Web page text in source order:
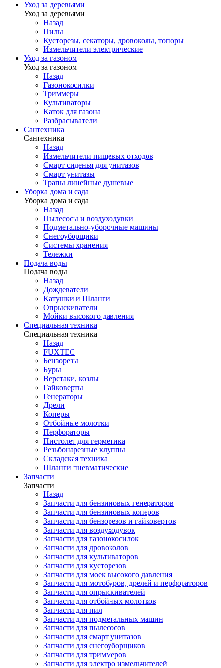
Уход за деревьями
Уход за деревьями
Назад
Пилы
Кусторезы, секаторы, дровоколы, топоры
Измельчители электрические
Уход за газоном
Уход за газоном
Назад
Газонокосилки
Триммеры
Культиваторы
Каток для газона
Разбрасыватели
Сантехника
Сантехника
Назад
Измельчители пищевых отходов
Смарт сиденья для унитазов
Смарт унитазы
Трапы линейные душевые
Уборка дома и сада
Уборка дома и сада
Назад
Пылесосы и воздуходувки
Подметально-уборочные машины
Снегоуборщики
Системы хранения
Тележки
Подача воды
Подача воды
Назад
Дождеватели
Катушки и Шланги
Опрыскиватели
Мойки высокого давления
Специальная техника
Специальная техника
Назад
FUXTEC
Бензорезы
Буры
Верстаки, козлы
Гайковерты
Генераторы
Дрели
Коперы
Отбойные молотки
Перфораторы
Пистолет для герметика
Резьбонарезные клуппы
Складская техника
Шланги пневматические
Запчасти
Запчасти
Назад
Запчасти для бензиновых генераторов
Запчасти для бензиновых коперов
Запчасти для бензорезов и гайковертов
Запчасти для воздуходувок
Запчасти для газонокосилок
Запчасти для дровоколов
Запчасти для культиваторов
Запчасти для кусторезов
Запчасти для моек высокого давления
Запчасти для мотобуров, дрелей и перфораторов
Запчасти для опрыскивателей
Запчасти для отбойных молотков
Запчасти для пил
Запчасти для подметальных машин
Запчасти для пылесосов
Запчасти для смарт унитазов
Запчасти для снегоуборщиков
Запчасти для триммеров
Запчасти для электро измельчителей